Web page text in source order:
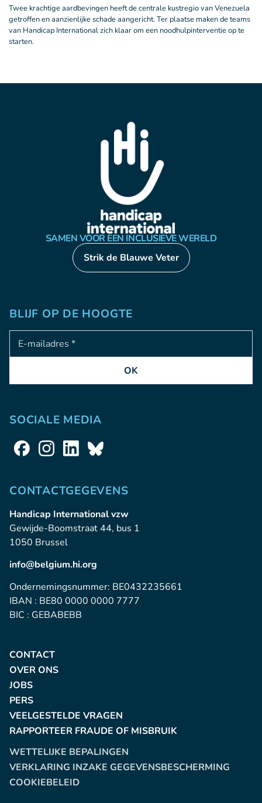
Twee krachtige aardbevingen heeft de centrale kustregio van Venezuela
getroffen en aanzienlijke schade aangericht. Ter plaatse maken de teams
van Handicap International zich klaar om een noodhulpinterventie op te
starten.
SAMEN VOOR EEN INCLUSIEVE WERELD
Strik de Blauwe Veter
BLIJF OP DE HOOGTE
Adresse e-mail
OK
SOCIALE MEDIA
CONTACTGEGEVENS
Handicap International vzw
Gewijde-Boomstraat 44, bus 1
1050 Brussel
info@belgium.hi.org
Ondernemingsnummer: BE0432235661
IBAN : BE80 0000 0000 7777
BIC : GEBABEBB
CONTACT
OVER ONS
JOBS
PERS
VEELGESTELDE VRAGEN
RAPPORTEER FRAUDE OF MISBRUIK
WETTELIJKE BEPALINGEN
VERKLARING INZAKE GEGEVENSBESCHERMING
COOKIEBELEID